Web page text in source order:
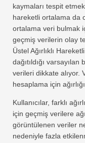
kaymaları tespit
hareketli ortalama da
ortalama veri bulmak
geçmiş verilerin olay
Üstel Ağırlıklı
dağıtıldığı
verileri dikkate alıyor.
hesaplama için
Kullanıcılar, farklı
için geçmiş verilere
görüntülenen veriler
nedeniyle fazla